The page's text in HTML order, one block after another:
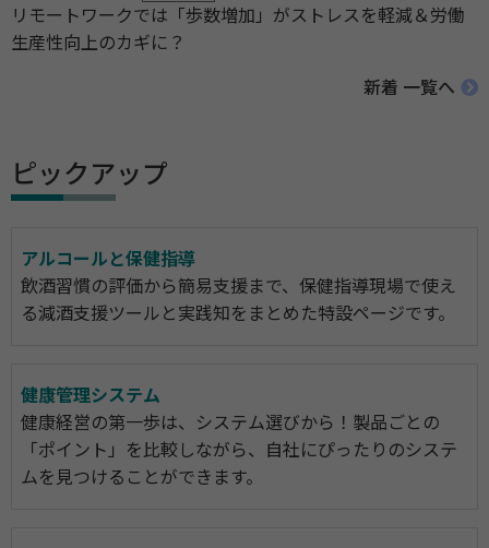
リモートワークでは「歩数増加」がストレスを軽減＆労働
生産性向上のカギに？
新着 一覧へ
ピックアップ
アルコールと保健指導
飲酒習慣の評価から簡易支援まで、保健指導現場で使え
る減酒支援ツールと実践知をまとめた特設ページです。
健康管理システム
健康経営の第一歩は、システム選びから！製品ごとの
「ポイント」を比較しながら、自社にぴったりのシステ
ムを見つけることができます。